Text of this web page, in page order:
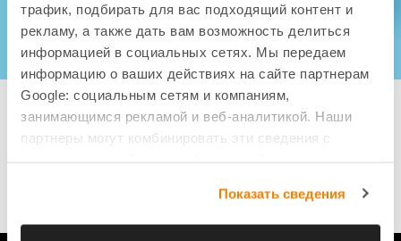
трафик, подбирать для вас подходящий контент и
рекламу, а также дать вам возможность делиться
информацией в социальных сетях. Мы передаем
информацию о ваших действиях на сайте партнерам
Google: социальным сетям и компаниям,
занимающимся рекламой и веб-аналитикой. Наши
партнеры могут комбинировать эти сведения с
Показать сведения
ENGLISH NEDERLANDS DEUTSCH FRANÇAIS РУССКИЙ POLSKI
0